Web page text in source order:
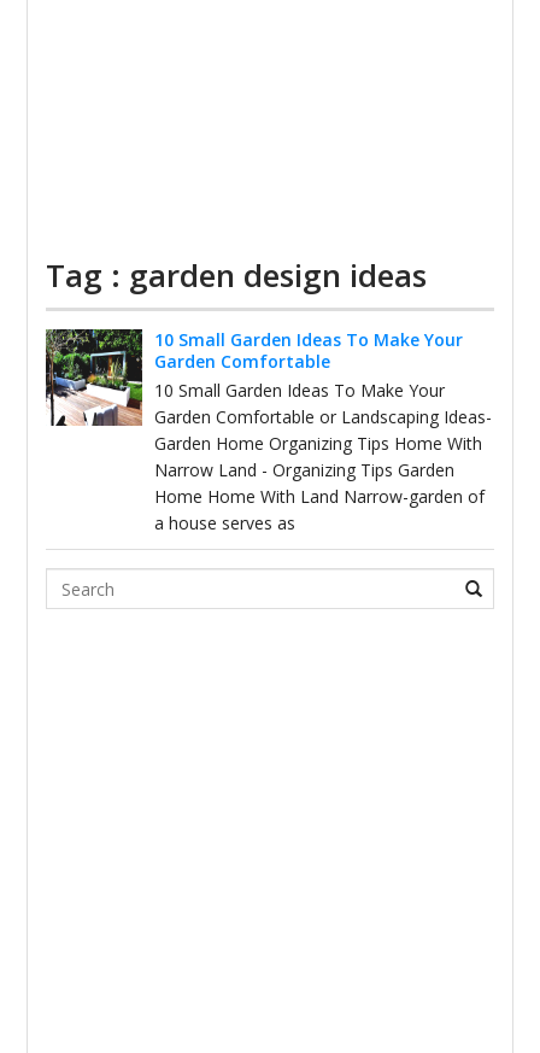
Tag : garden design ideas
10 Small Garden Ideas To Make Your
Garden Comfortable
10 Small Garden Ideas To Make Your
Garden Comfortable or Landscaping Ideas-
Garden Home Organizing Tips Home With
Narrow Land - Organizing Tips Garden
Home Home With Land Narrow-garden of
a house serves as
Search